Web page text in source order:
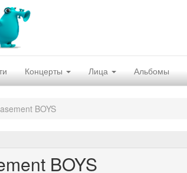
Концерты Лица Альбомы
BOYS
BOYS